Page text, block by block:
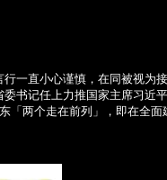
一直小心谨慎，在同被视为
书记任上力推国家主席习近
「两个走在前列」，即在全面